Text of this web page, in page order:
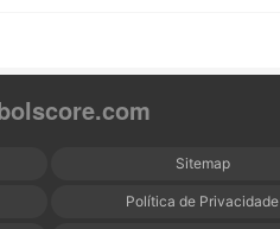
Sitemap
Política de Privacidade